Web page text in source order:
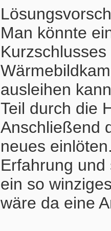
Man könnte
ausleihen
Teil durch die
Anschließend
neues
Erfahrung
ein so
wäre da eine